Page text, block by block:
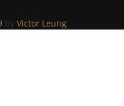
by Victor Leung.